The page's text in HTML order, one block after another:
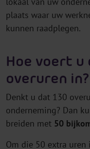
plaats waar uw
kunnen raadplegen.
Hoe voert u
overuren in?
Denkt u dat 130
onderneming? Dan
breiden met 50
Om die 50 extra uren